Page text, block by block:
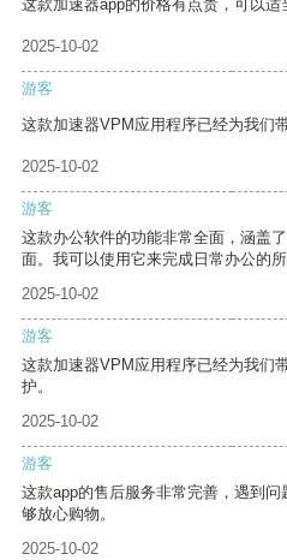
这款加速器app的价格有点贵，可以适
2025-10-02
游客
这款加速器VPM应用程序已经为我们
2025-10-02
游客
这款办公软件的功能非常全面，涵盖
面。我可以使用它来完成日常办公的所
2025-10-02
游客
这款加速器VPM应用程序已经为我们
护。
2025-10-02
游客
这款app的售后服务非常完善，遇到
够放心购物。
2025-10-02